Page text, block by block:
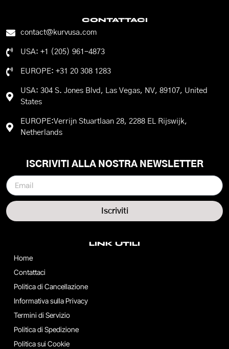
CONTATTACI
contact@kurvusa.com
USA: +1 (205) 961-4873
EUROPE: +31 20 308 1283
USA: 304 S. Jones Blvd, Las Vegas, NV, 89107, United
States
EUROPE:Verrijn Stuartlaan 28, 2288 EL Rijswijk,
Netherlands
LINK UTILI
Home
Contattaci
Politica di Cancellazione
Informativa sulla Privacy
Termini di Servizio
Politica di Spedizione
Politica sui Cookie
ISCRIVITI ALLA NOSTRA NEWSLETTER
Iscriviti